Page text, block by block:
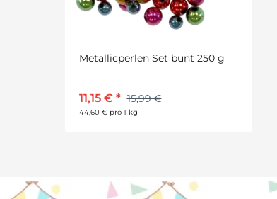
Metallicperlen Set bunt 250 g
11,15 € * 15,99 €
44,60 € pro 1 kg